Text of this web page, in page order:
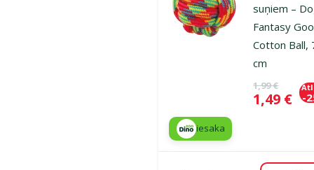
suņiem –
Fantasy
Cotton Ball,
cm
Oriģinālā
1,99 €
Cena
1,49 € -
iesaka